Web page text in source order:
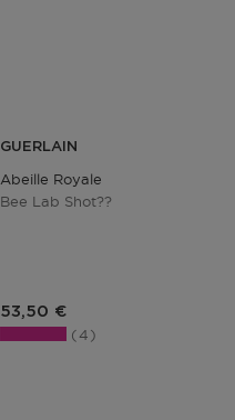
GUERLAIN
Abeille Royale
Bee Lab Shot??
Prix du produit
53,50 €
4